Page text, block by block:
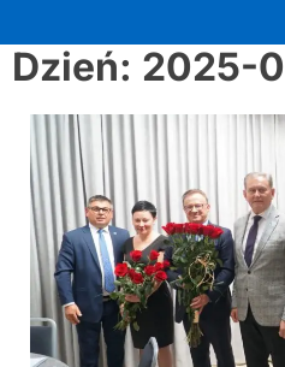
Dzień: 2025-